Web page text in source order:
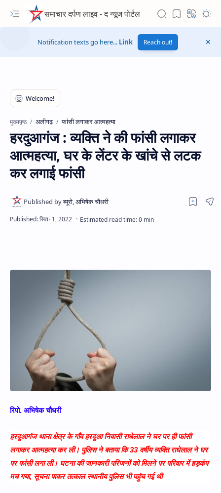
समाचार दर्पण लाइव - द न्यूज पोर्टल
Hidden Menu
Notification texts go here... Link Reach out!
मुख्यपृष्ठ अलीगढ़ फांसी लगाकर आत्महत्या
हरदुआगंज : व्यक्ति ने की फांसी लगाकर
आत्महत्या, घर के लेंटर के खांचे से लटक
कर लगाई फांसी
रिपो. अभिषेक चौधरी
हरदुआगंज थाना क्षेत्र के गाँव हरदुआ निवासी राधेलाल ने घर पर ही फांसी
लगाकर आत्महत्या कर ली। पुलिस ने बताया कि 33 वर्षीय व्यक्ति राधेलाल ने घर
पर फांसी लगा ली। घटना की जानकारी परिजनों को मिलने पर परिवार में हड़कंप
मच गया, सूचना पाकर तत्काल स्थानीय पुलिस भी पहुंच गई थी